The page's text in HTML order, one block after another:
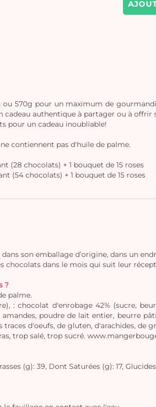
570g pour un maximum de
cadeau authentique à partager ou à
pour un cadeau inoubliable!
contiennent pas d'huile de palme.
(28 chocolats) + 1 bouquet de 15 roses
(54 chocolats) + 1 bouquet de 15 roses
son emballage d’origine, dans un
chocolats dans le mois qui suit leur
?
palme.
: chocolat d'enrobage 42% (sucre,
poudre de lait entier, beurre
d'oeufs, de gluten, d'arachides, de
trop salé, trop sucré.
(g): 39, Dont Saturées (g): 17,